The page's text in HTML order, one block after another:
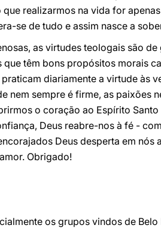
realizarmos na vida for
se de tudo e assim nasce a
as virtudes teologais são
têm bons propósitos morais
diariamente a virtude às
nem sempre é firme, as paixões
o coração ao Espírito
Deus reabre-nos à fé -
Deus desperta em nós
Obrigado!
os grupos vindos de